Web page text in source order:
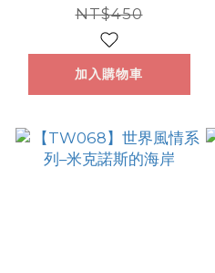
NT$450
加入購物車